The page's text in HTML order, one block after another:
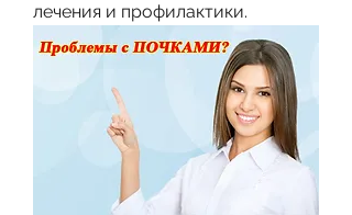
лечения и профилактики.